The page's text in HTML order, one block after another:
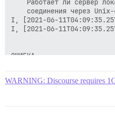
I, [2021-06-
I, [2021-06-
ОШИБКА
Место возникновения
WARNING: Discourse requires